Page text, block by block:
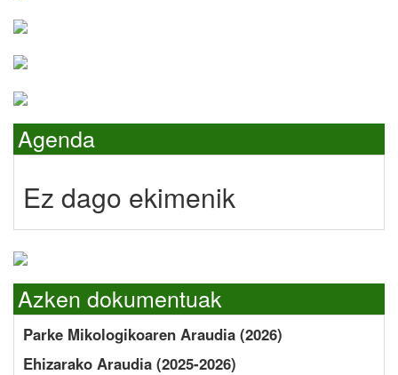
Agenda
Ez dago ekimenik
Azken dokumentuak
Parke Mikologikoaren Araudia (2026)
Ehizarako Araudia (2025-2026)